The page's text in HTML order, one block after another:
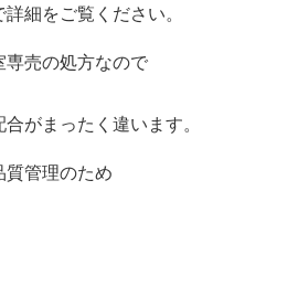
細をご覧ください。
専売の処方なので
がまったく違います。
質管理のため